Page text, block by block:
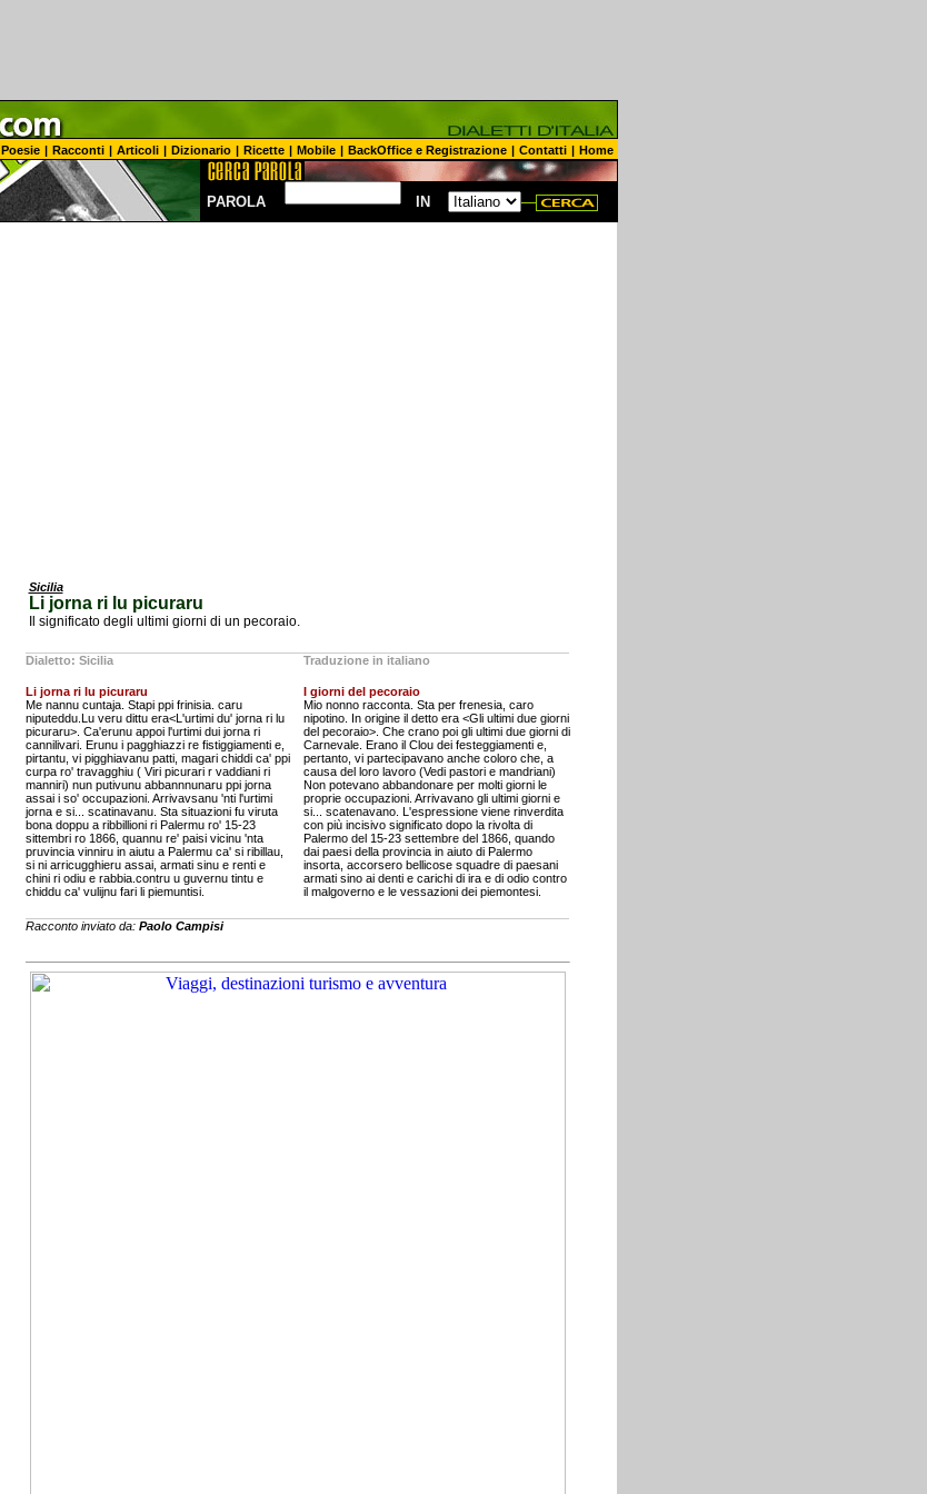
Poesie | Racconti | Articoli | Dizionario | Ricette | Mobile | BackOffice e Registrazione | Contatti | Home
PAROLA IN
Sicilia
Li jorna ri lu picuraru
Il significato degli ultimi giorni di un pecoraio.
Dialetto: Sicilia
Li jorna ri lu picuraru
Me nannu cuntaja. Stapi ppi frinisia. caru
niputeddu.Lu veru dittu era<L'urtimi du' jorna ri lu
picuraru>. Ca'erunu appoi l'urtimi dui jorna ri
cannilivari. Erunu i pagghiazzi re fistiggiamenti e,
pirtantu, vi pigghiavanu patti, magari chiddi ca' ppi
curpa ro' travagghiu ( Viri picurari r vaddiani ri
manniri) nun putivunu abbannnunaru ppi jorna
assai i so' occupazioni. Arrivavsanu 'nti l'urtimi
jorna e si... scatinavanu. Sta situazioni fu viruta
bona doppu a ribbillioni ri Palermu ro' 15-23
sittembri ro 1866, quannu re' paisi vicinu 'nta
pruvincia vinniru in aiutu a Palermu ca' si ribillau,
si ni arricugghieru assai, armati sinu e renti e
chini ri odiu e rabbia.contru u guvernu tintu e
chiddu ca' vulijnu fari li piemuntisi.
Traduzione in italiano
I giorni del pecoraio
Mio nonno racconta. Sta per frenesia, caro
nipotino. In origine il detto era <Gli ultimi due giorni
del pecoraio>. Che crano poi gli ultimi due giorni di
Carnevale. Erano il Clou dei festeggiamenti e,
pertanto, vi partecipavano anche coloro che, a
causa del loro lavoro (Vedi pastori e mandriani)
Non potevano abbandonare per molti giorni le
proprie occupazioni. Arrivavano gli ultimi giorni e
si... scatenavano. L'espressione viene rinverdita
con più incisivo significato dopo la rivolta di
Palermo del 15-23 settembre del 1866, quando
dai paesi della provincia in aiuto di Palermo
insorta, accorsero bellicose squadre di paesani
armati sino ai denti e carichi di ira e di odio contro
il malgoverno e le vessazioni dei piemontesi.
Racconto inviato da: Paolo Campisi